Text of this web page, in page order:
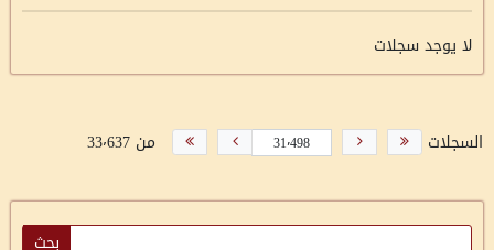
لا يوجد سجلات
السجلات من 33٬637